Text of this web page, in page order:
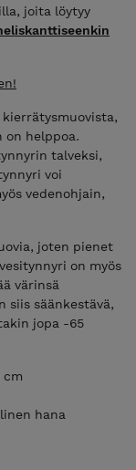
joita löytyy
on helppoa.
talveksi,
voi
vedenohjain,
joten pienet
on myös
värinsä
siis säänkestävä,
jopa -65
cm
hana